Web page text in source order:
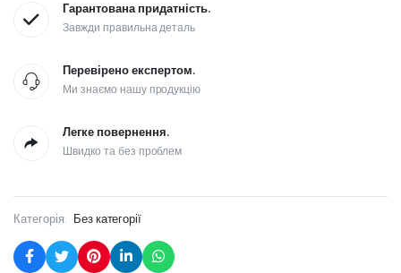
Гарантована придатність.
Завжди правильна деталь
Перевірено експертом.
Ми знаємо нашу продукцію
Легке повернення.
Швидко та без проблем
Категорія: Без категорії